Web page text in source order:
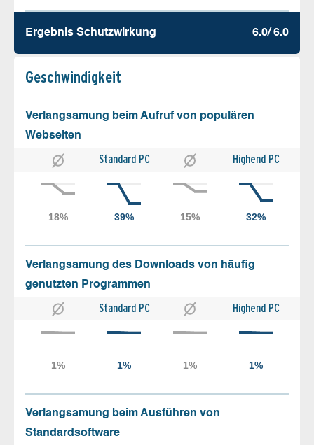
Ergebnis Schutz­wirkung 6.0/ 6.0
Geschw­indigkeit
Verlangsamung beim Aufruf von populären
Webseiten
Standard PC Highend PC
Verlangsamung des Downloads von häufig
genutzten Programmen
Standard PC Highend PC
Verlangsamung beim Ausführen von
Standardsoftware